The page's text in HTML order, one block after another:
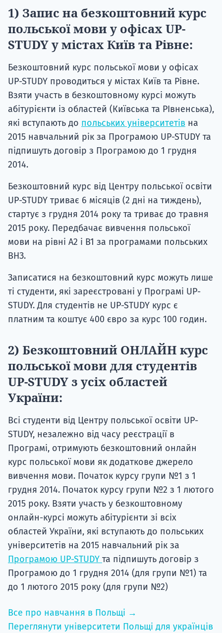
1) Запис на безкоштовний курс
польської мови у офісах UP-
STUDY у містах Київ та Рівне:
Безкоштовний курс польської мови у офісах
UP-STUDY проводиться у містах Київ та Рівне.
Взяти участь в безкоштовному курсі можуть
абітурієнти із областей (Київська та РІвненська),
які вступають до польських університетів на
2015 навчальний рік за Програмою UP-STUDY та
підпишуть договір з Програмою до 1 грудня
2014.
Безкоштовний курс від Центру польської освіти
UP-STUDY триває 6 місяців (2 дні на тиждень),
стартує з грудня 2014 року та триває до травня
2015 року. Передбачає вивчення польської
мови на рівні A2 і B1 за програмами польських
ВНЗ.
Записатися на безкоштовний курс можуть лише
ті студенти, які зареєстровані у Програмі UP-
STUDY. Для студентів не UP-STUDY курс є
платним та коштує 400 євро за курс 100 годин.
2) Безкоштовний ОНЛАЙН курс
польської мови для студентів
UP-STUDY з усіх областей
України:
Всі студенти від Центру польської освіти UP-
STUDY, незалежно від часу реєстрації в
Програмі, отримують безкоштовний онлайн
курс польської мови як додаткове джерело
вивчення мови. Початок курсу групи №1 з 1
грудня 2014. Початок курсу групи №2 з 1 лютого
2015 року. Взяти участь у безкоштовному
онлайн-курсі можуть абітурієнти зі всіх
областей України, які вступають до польських
університетів на 2015 навчальний рік за
Програмою UP-STUDY та підпишуть договір з
Програмою до 1 грудня 2014 (для групи №1) та
до 1 лютого 2015 року (для групи №2)
Все про навчання в Польщі →
Переглянути університети Польщі для українців